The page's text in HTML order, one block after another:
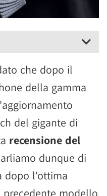
che dopo il
della gamma
del gigante di
recensione del
dunque di
dopo l'ottima
precedente modello